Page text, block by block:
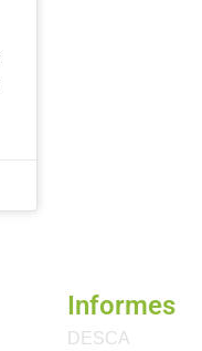
Informes
DESCA